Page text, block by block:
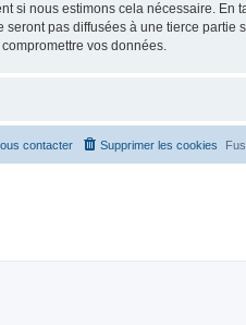
si nous estimons cela nécessaire. En
pas diffusées à une tierce partie
vos données.
Supprimer les cookies
contacter